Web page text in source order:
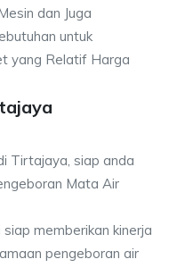
dan Juga
untuk
yang Relatif Harga
Tirtajaya, siap anda
Mata Air
memberikan kinerja
pengeboran air